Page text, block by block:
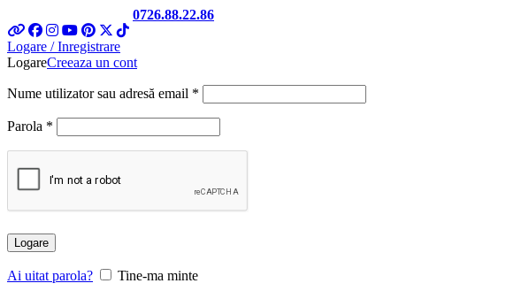
0726.88.22.86
Logare / Inregistrare
LogareCreeaza un cont
Nume utilizator sau adresă email *
Parola *
Logare
Ai uitat parola?
Tine-ma minte